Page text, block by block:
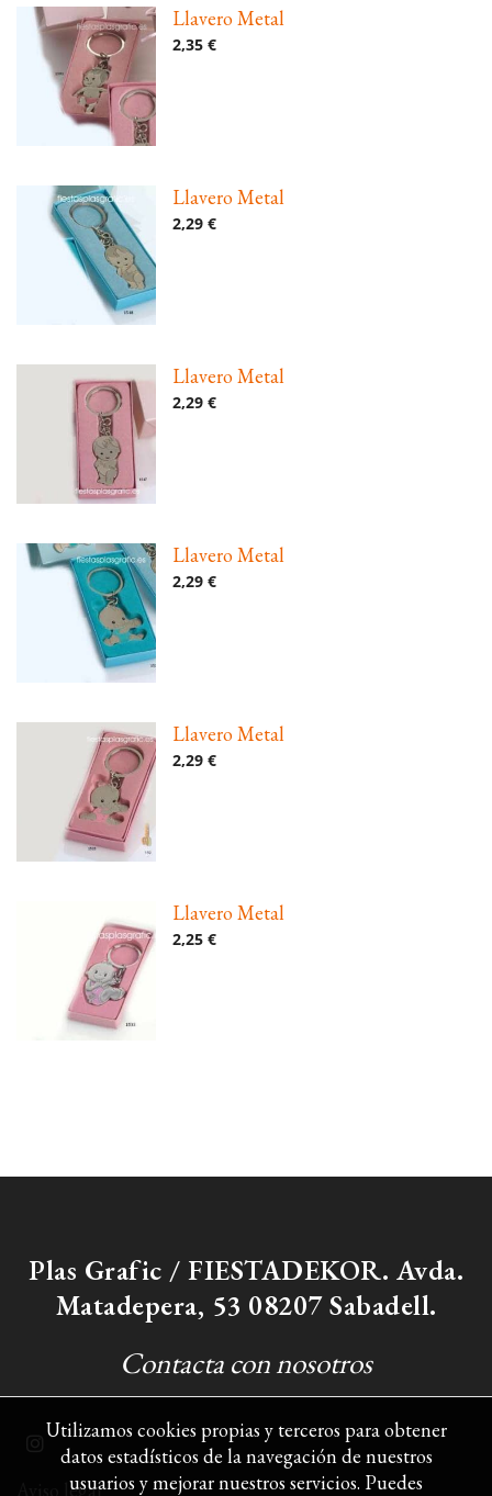
Llavero Metal
2,35 €
Llavero Metal
2,29 €
Llavero Metal
2,29 €
Llavero Metal
2,29 €
Llavero Metal
2,29 €
Llavero Metal
2,25 €
Plas Grafic / FIESTADEKOR. Avda.
Matadepera, 53 08207 Sabadell.
Contacta con nosotros
Aviso legal
Utilizamos cookies propias y terceros para obtener
datos estadísticos de la navegación de nuestros
usuarios y mejorar nuestros servicios. Puedes